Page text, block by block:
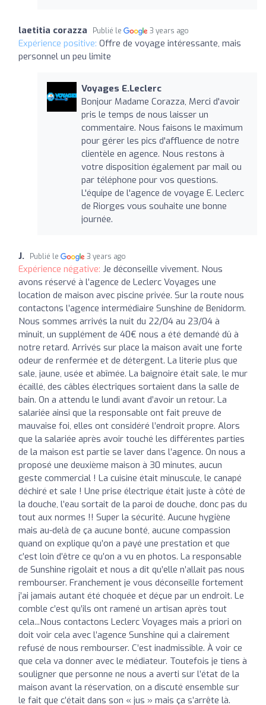
laetitia corazza Publié le 3 years ago
Expérience positive: Offre de voyage intéressante, mais
personnel un peu limite
Voyages E.Leclerc
Bonjour Madame Corazza, Merci d'avoir
pris le temps de nous laisser un
commentaire. Nous faisons le maximum
pour gérer les pics d'affluence de notre
clientèle en agence. Nous restons à
votre disposition également par mail ou
par téléphone pour vos questions.
L'équipe de l'agence de voyage E. Leclerc
de Riorges vous souhaite une bonne
journée.
J. Publié le 3 years ago
Expérience négative: Je déconseille vivement. Nous
avons réservé à l’agence de Leclerc Voyages une
location de maison avec piscine privée. Sur la route nous
contactons l’agence intermédiaire Sunshine de Benidorm.
Nous sommes arrivés la nuit du 22/04 au 23/04 à
minuit, un supplément de 40€ nous a été demandé dû à
notre retard. Arrivés sur place la maison avait une forte
odeur de renfermée et de détergent. La literie plus que
sale, jaune, usée et abîmée. La baignoire était sale, le mur
écaillé, des câbles électriques sortaient dans la salle de
bain. On a attendu le lundi avant d’avoir un retour. La
salariée ainsi que la responsable ont fait preuve de
mauvaise foi, elles ont considéré l’endroit propre. Alors
que la salariée après avoir touché les différentes parties
de la maison est partie se laver dans l’agence. On nous a
proposé une deuxième maison à 30 minutes, aucun
geste commercial ! La cuisine était minuscule, le canapé
déchiré et sale ! Une prise électrique était juste à côté de
la douche, l’eau sortait de la paroi de douche, donc pas du
tout aux normes !! Super la sécurité. Aucune hygiène
mais au-delà de ça aucune bonté, aucune compassion
quand on explique qu’on a payé une prestation et que
c’est loin d’être ce qu’on a vu en photos. La responsable
de Sunshine rigolait et nous a dit qu’elle n’allait pas nous
rembourser. Franchement je vous déconseille fortement
j’ai jamais autant été choquée et déçue par un endroit. Le
comble c’est qu’ils ont ramené un artisan après tout
cela...Nous contactons Leclerc Voyages mais a priori on
doit voir cela avec l’agence Sunshine qui a clairement
refusé de nous rembourser. C’est inadmissible. À voir ce
que cela va donner avec le médiateur. Toutefois je tiens à
souligner que personne ne nous a averti sur l’état de la
maison avant la réservation, on a discuté ensemble sur
le fait que c’était dans son « jus » mais ça s’arrête là.